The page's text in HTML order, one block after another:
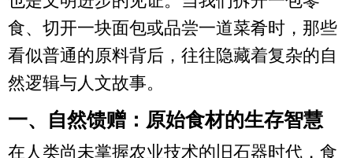
食、切开一块面包或品尝一道菜肴时，那些
看似普通的原料背后，往往隐藏着复杂的自
然逻辑与人文故事。
一、自然馈赠：原始食材的生存智慧
在人类尚未掌握农业技术的旧石器时代，食